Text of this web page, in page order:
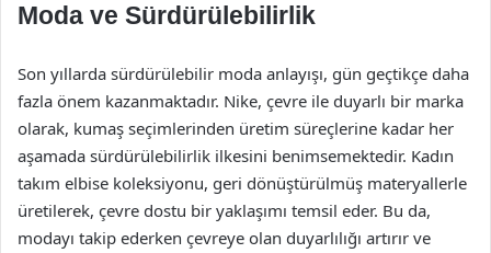
Moda ve Sürdürülebilirlik
Son yıllarda sürdürülebilir moda anlayışı, gün geçtikçe daha
fazla önem kazanmaktadır. Nike, çevre ile duyarlı bir marka
olarak, kumaş seçimlerinden üretim süreçlerine kadar her
aşamada sürdürülebilirlik ilkesini benimsemektedir. Kadın
takım elbise koleksiyonu, geri dönüştürülmüş materyallerle
üretilerek, çevre dostu bir yaklaşımı temsil eder. Bu da,
modayı takip ederken çevreye olan duyarlılığı artırır ve